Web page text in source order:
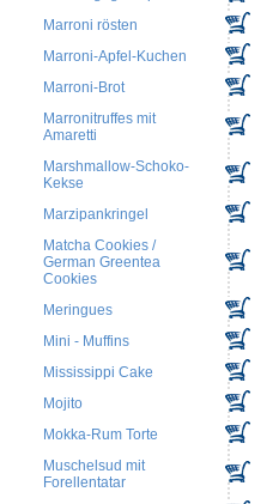
Marroni rösten
Marroni-Apfel-Kuchen
Marroni-Brot
Marronitruffes mit
Amaretti
Marshmallow-Schoko-
Kekse
Marzipankringel
Matcha Cookies /
German Greentea
Cookies
Meringues
Mini - Muffins
Mississippi Cake
Mojito
Mokka-Rum Torte
Muschelsud mit
Forellentatar